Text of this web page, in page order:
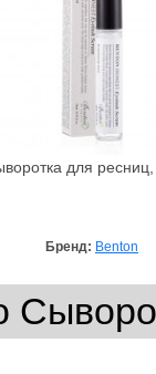
для
Бренд: Benton